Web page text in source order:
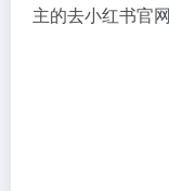
主的去小红书官